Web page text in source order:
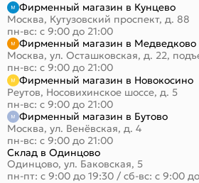
Фирменный магазин в Кунцево
Москва, Кутузовский проспект, д. 88
пн-вс: с 9:00 до 21:00
Фирменный магазин в Медведково
Москва, ул. Осташковская, д. 22,
пн-вс: с 9:00 до 21:00
Фирменный магазин в Новокосино
Реутов, Носовихинское шоссе, д. 5
пн-вс: с 9:00 до 21:00
Фирменный магазин в Бутово
Москва, ул. Венёвская, д. 4
пн-вс: с 9:00 до 21:00
Склад в Одинцово
Одинцово, ул. Баковская, 5
пн-пт: с 9:00 до 19:30 / сб-вс: с 9:00